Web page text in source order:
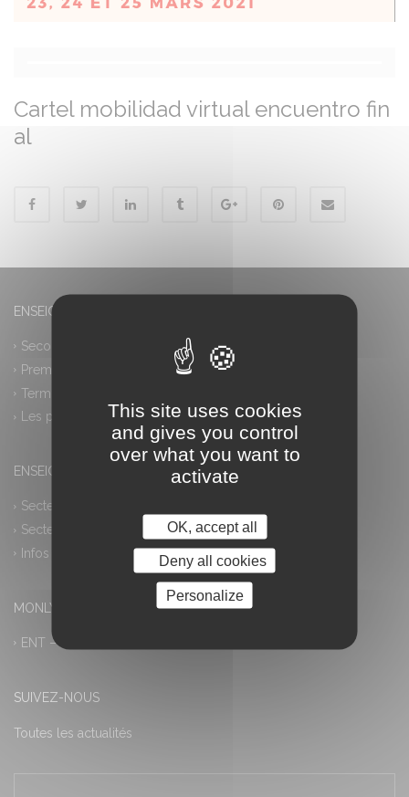
Cartel mobilidad virtual encuentro fin
al
ENSEIGNEMENT GÉNÉRAL
Seconde générale et technologique
Première générale
Terminale générale
Les plus
ENSEIGNEMENT PROFESSIONNEL
Secteur industriel
Secteur tertiaire
Infos pratiques
MONLYCEE.NET (ENT) – PRONOTE
ENT – Accès à PRONOTE
SUIVEZ-NOUS
Toutes les actualités
This site uses cookies
and gives you control
over what you want to
activate
OK, accept all
Deny all cookies
Personalize